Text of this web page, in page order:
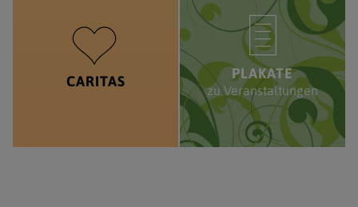
CARITAS PLAKATE
zu Veranstaltungen